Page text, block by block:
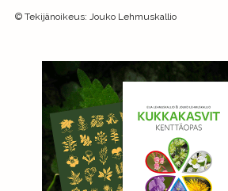
© Tekijänoikeus: Jouko Lehmuskallio